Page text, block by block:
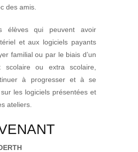
des amis.
élèves qui peuvent avoir
et aux logiciels payants
familial ou par le biais d’un
scolaire ou extra scolaire,
à progresser et à se
les logiciels présentées et
ateliers.